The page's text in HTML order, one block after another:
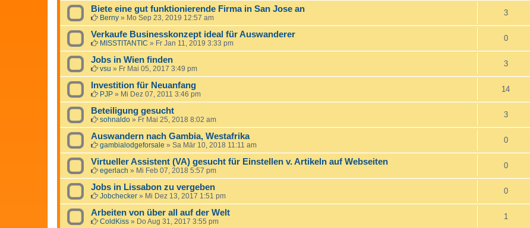
Biete eine gut funktionierende Firma in San Jose an
Berny » Mo Sep 23, 2019 12:57 am
3
Verkaufe Businesskonzept ideal für Auswanderer
MISSTITANTIC » Fr Jan 11, 2019 3:33 pm
0
Jobs in Wien finden
vsu » Fr Mai 05, 2017 3:49 pm
3
Investition für Neuanfang
PJP » Mi Dez 07, 2011 3:46 pm
14
Beteiligung gesucht
sohnaldo » Fr Mai 25, 2018 8:02 am
3
Auswandern nach Gambia, Westafrika
gambialodgeforsale » Sa Mär 10, 2018 11:11 am
0
Virtueller Assistent (VA) gesucht für Einstellen v. Artikeln auf Webseiten
egerlach » Mi Feb 07, 2018 5:57 pm
0
Jobs in Lissabon zu vergeben
Jobchecker » Mi Dez 13, 2017 1:51 pm
0
Arbeiten von über all auf der Welt
ColdKiss » Do Aug 31, 2017 3:55 pm
1